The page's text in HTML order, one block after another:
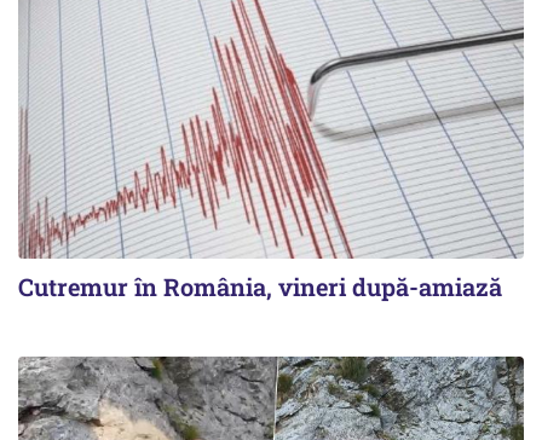
Cutremur în România, vineri după-amiază